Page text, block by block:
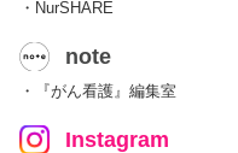
・NurSHARE
note
・『がん看護』編集室
Instagram